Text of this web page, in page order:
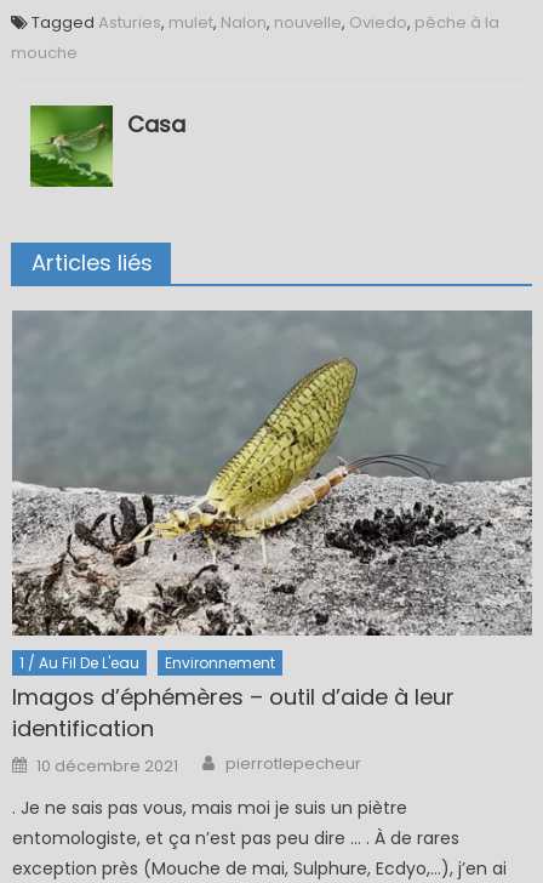
Tagged Asturies, mulet, Nalon, nouvelle, Oviedo, pêche à la
mouche
Casa
Articles liés
1 / Au Fil De L'eau Environnement
Imagos d’éphémères – outil d’aide à leur
identification
Posted
on
10 décembre 2021 Author
pierrotlepecheur
. Je ne sais pas vous, mais moi je suis un piètre
entomologiste, et ça n’est pas peu dire … . À de rares
exception près (Mouche de mai, Sulphure, Ecdyo,…), j’en ai